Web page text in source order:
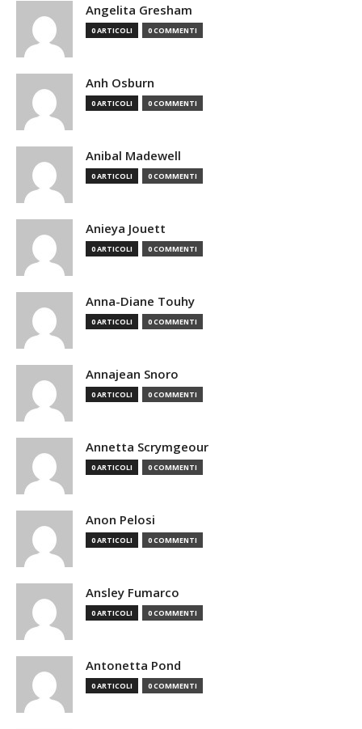
Angelita Gresham
0 ARTICOLI 0 COMMENTI
Anh Osburn
0 ARTICOLI 0 COMMENTI
Anibal Madewell
0 ARTICOLI 0 COMMENTI
Anieya Jouett
0 ARTICOLI 0 COMMENTI
Anna-Diane Touhy
0 ARTICOLI 0 COMMENTI
Annajean Snoro
0 ARTICOLI 0 COMMENTI
Annetta Scrymgeour
0 ARTICOLI 0 COMMENTI
Anon Pelosi
0 ARTICOLI 0 COMMENTI
Ansley Fumarco
0 ARTICOLI 0 COMMENTI
Antonetta Pond
0 ARTICOLI 0 COMMENTI